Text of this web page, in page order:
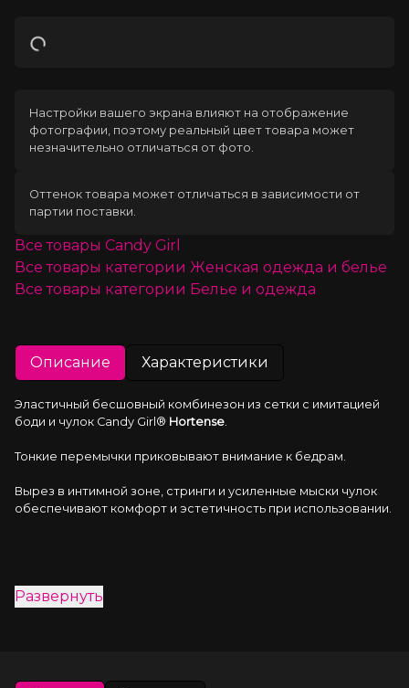
Загрузка
Настройки вашего экрана влияют на отображение
фотографии, поэтому реальный цвет товара может
незначительно отличаться от фото.
Оттенок товара может отличаться в зависимости от
партии поставки.
Все товары Candy Girl
Все товары категории Женская одежда и белье
Все товары категории Белье и одежда
Описание Характеристики
Эластичный бесшовный комбинезон из сетки c имитацией
боди и чулок Candy Girl® Hortense
Тонкие перемычки приковывают внимание к бедрам.
Вырез в интимной зоне, стринги и усиленные мыски чулок
обеспечивают комфорт и эстетичность при использовании.
Развернуть